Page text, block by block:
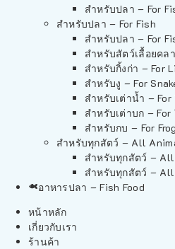
สำหรับปลา – For
สำหรับปลา – For Fish
สำหรับปลา – For
สำหรับสัตว์เลื้อยคล
สำหรับกิ้งก่า – For
สำหรับงู – For
สำหรับเต่าน้ำ –
สำหรับเต่าบก –
สำหรับกบ – For
สำหรับทุกสัตว์ – All
สำหรับทุกสัตว์ –
สำหรับทุกสัตว์ –
อาหารปลา – Fish Food
หน้าหลัก
เกี่ยวกับเรา
ร้านค้า